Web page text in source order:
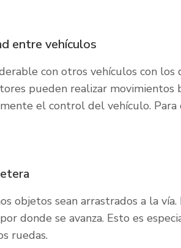
entre vehículos
con otros vehículos con los
pueden realizar movimientos
el control del vehículo. Para
objetos sean arrastrados a la vía.
donde se avanza. Esto es
ruedas.